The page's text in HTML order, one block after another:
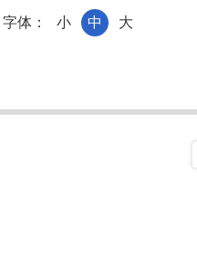
字体： 小 中 大